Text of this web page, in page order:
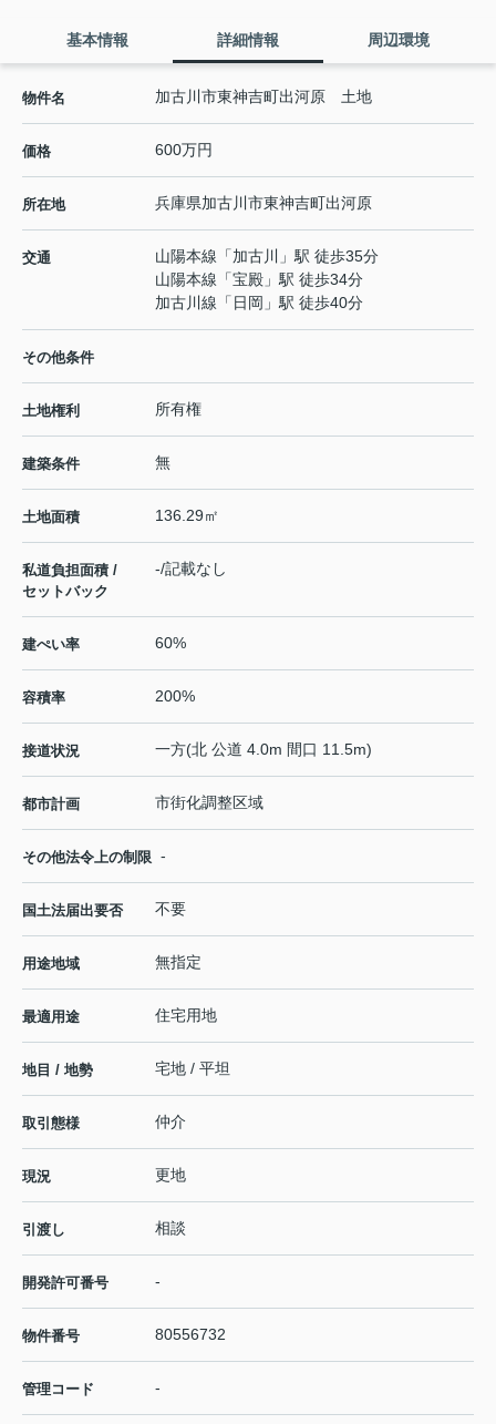
基本情報 詳細情報 周辺環境
物件名 加古川市東神吉町出河原 土地
価格 600万円
所在地 兵庫県加古川市東神吉町出河原
交通 山陽本線 「加古川
」駅 徒歩35分
山陽本線 「宝殿 」駅 徒歩34分
加古川線 「 日岡 」駅 徒歩40分
その他条件
土地権利 所有権
建築条件 無
土地面積 136.29㎡
私道負担面積 /
セットバック
-/記載なし
建ぺい率 60%
容積率 200%
接道状況 一方(北 公道 4.0m 間口 11.5m)
都市計画 市街化調整区域
その他法令上の制限 -
国土法届出要否 不要
用途地域 無指定
最適用途 住宅用地
地目 / 地勢 宅地 / 平坦
取引態様 仲介
現況 更地
引渡し 相談
開発許可番号 -
物件番号 80556732
管理コード -